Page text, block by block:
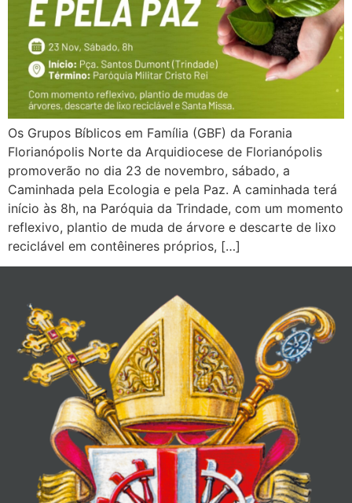
Os Grupos Bíblicos em Família (GBF) da Forania
Florianópolis Norte da Arquidiocese de Florianópolis
promoverão no dia 23 de novembro, sábado, a
Caminhada pela Ecologia e pela Paz. A caminhada terá
início às 8h, na Paróquia da Trindade, com um momento
reflexivo, plantio de muda de árvore e descarte de lixo
reciclável em contêineres próprios, […]